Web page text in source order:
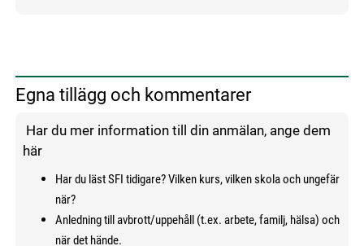
Egna tillägg och kommentarer
Har du mer information till din anmälan, ange dem
här
Har du läst SFI tidigare? Vilken kurs, vilken skola och ungefär
när?
Anledning till avbrott/uppehåll (t.ex. arbete, familj, hälsa) och
när det hände.